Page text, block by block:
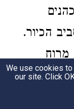
הכיור.
ותמה
We use cookies
our site. Click